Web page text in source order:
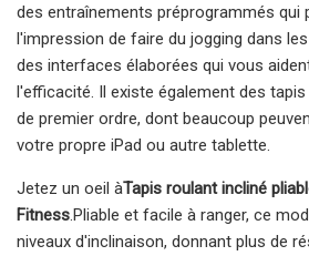
des entraînements préprogrammés qui
l'impression de faire du jogging dans
des interfaces élaborées qui vous
l'efficacité. Il existe également des
de premier ordre, dont beaucoup
votre propre iPad ou autre tablette.
Jetez un oeil àTapis roulant incliné
Fitness.Pliable et facile à ranger, ce
niveaux d'inclinaison, donnant plus de